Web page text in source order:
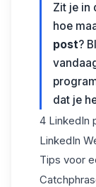
Zit je in
hoe
post?
dat je
4 LinkedIn
LinkedIn
Tips voor